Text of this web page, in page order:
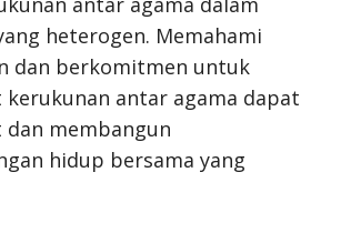
heterogen. Memahami
dan berkomitmen untuk
antar agama dapat
membangun
hidup bersama yang